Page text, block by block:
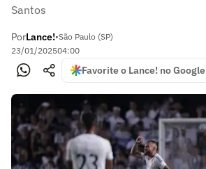
Santos
PorLance!•São Paulo (SP)
23/01/202504:00
Favorite o Lance! no Google